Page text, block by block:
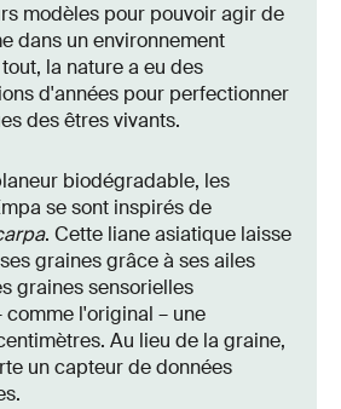
modèles pour pouvoir agir de
dans un environnement
la nature a eu des
d'années pour perfectionner
des êtres vivants.
biodégradable, les
se sont inspirés de
. Cette liane asiatique laisse
graines grâce à ses ailes
graines sensorielles
comme l'original – une
Au lieu de la graine,
un capteur de données